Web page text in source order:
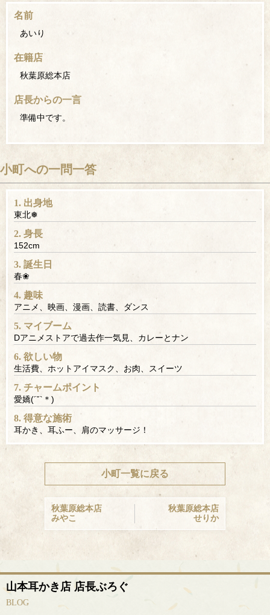
名前
あいり
在籍店
秋葉原総本店
店長からの一言
準備中です。
小町への一問一答
1. 出身地
東北❅
2. 身長
152cm
3. 誕生日
春❀
4. 趣味
アニメ、映画、漫画、読書、ダンス
5. マイブーム
Dアニメストアで過去作一気見、カレーとナン
6. 欲しい物
生活費、ホットアイマスク、お肉、スイーツ
7. チャームポイント
愛嬌(´˘`＊)
8. 得意な施術
耳かき、耳ふー、肩のマッサージ！
小町一覧に戻る
秋葉原総本店
みやこ
秋葉原総本店
せりか
山本耳かき店 店長ぶろぐ
BLOG